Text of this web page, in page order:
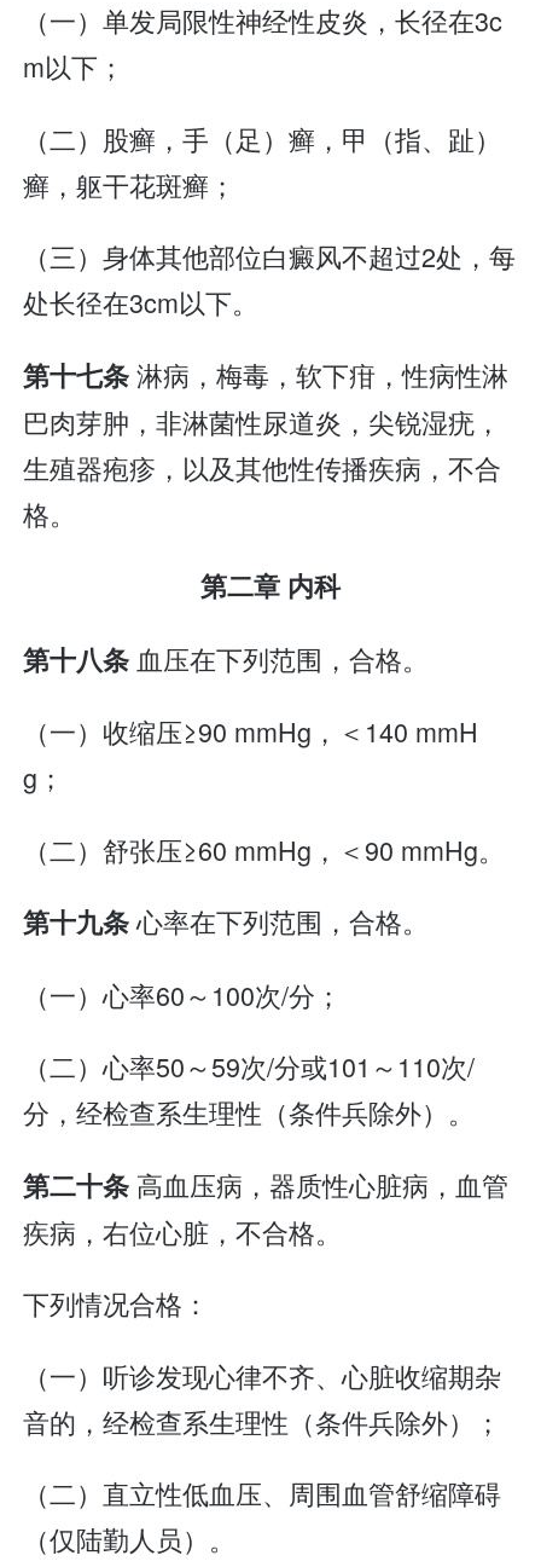
（一）单发局限性神经性皮炎，长径在3c
m以下；
（二）股癣，手（足）癣，甲（指、趾）
癣，躯干花斑癣；
（三）身体其他部位白癜风不超过2处，每
处长径在3cm以下。
第十七条淋病，梅毒，软下疳，性病性淋
巴肉芽肿，非淋菌性尿道炎，尖锐湿疣，
生殖器疱疹，以及其他性传播疾病，不合
格。
第二章 内科
第十八条 血压在下列范围，合格。
（一）收缩压≥90 mmHg，＜140 mmH
g；
（二）舒张压≥60 mmHg，＜90 mmHg。
第十九条心率在下列范围，合格。
（一）心率60～100次/分；
（二）心率50～59次/分或101～110次/
分，经检查系生理性（条件兵除外）。
第二十条 高血压病，器质性心脏病，血管
疾病，右位心脏，不合格。
下列情况合格：
（一）听诊发现心律不齐、心脏收缩期杂
音的，经检查系生理性（条件兵除外）；
（二）直立性低血压、周围血管舒缩障碍
（仅陆勤人员）。